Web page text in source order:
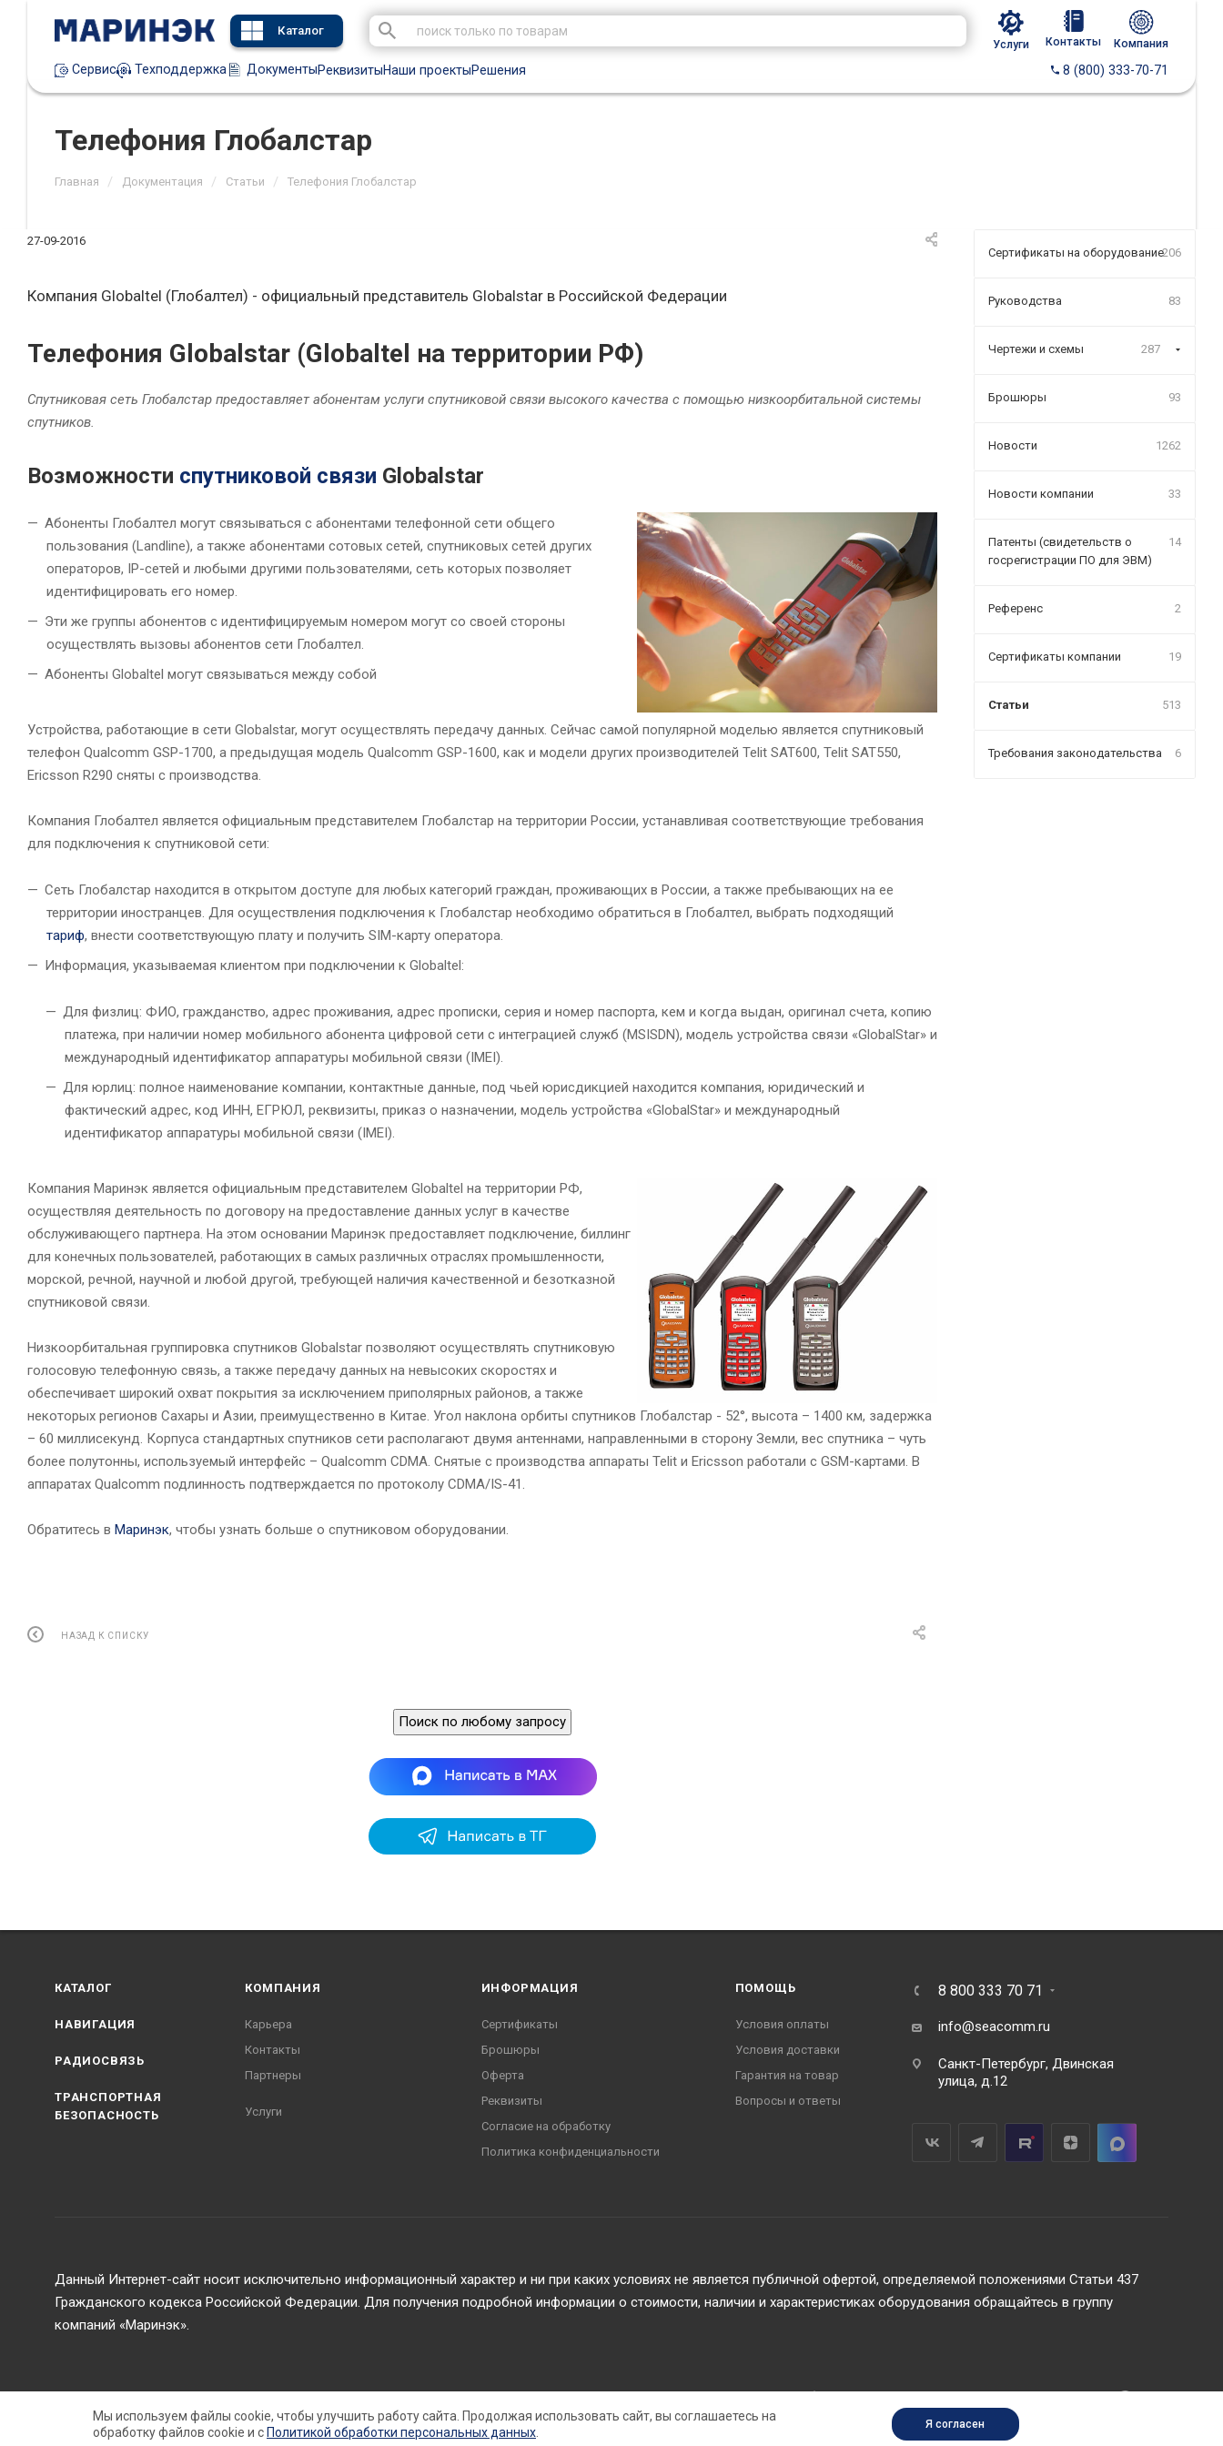
Каталог
Услуги Контакты Компания
Сервис Техподдержка ДокументыРеквизитыНаши проектыРешения 8 (800) 333-70-71
Телефония Глобалстар
Главная / Документация / Статьи / Телефония Глобалстар
27-09-2016
Компания Globaltel (Глобалтел) - официальный представитель Globalstar в Российской Федерации
Телефония Globalstar (Globaltel на территории РФ)
Спутниковая сеть Глобалстар предоставляет абонентам услуги спутниковой связи высокого качества с помощью низкоорбитальной системы
спутников.
Возможности спутниковой связи Globalstar
Абоненты Глобалтел могут связываться с абонентами телефонной сети общего
пользования (Landline), а также абонентами сотовых сетей, спутниковых сетей других
операторов, IP-сетей и любыми другими пользователями, сеть которых позволяет
идентифицировать его номер.
Эти же группы абонентов с идентифицируемым номером могут со своей стороны
осуществлять вызовы абонентов сети Глобалтел.
Абоненты Globaltel могут связываться между собой
Устройства, работающие в сети Globalstar, могут осуществлять передачу данных. Сейчас самой популярной моделью является спутниковый
телефон Qualcomm GSP-1700, а предыдущая модель Qualcomm GSP-1600, как и модели других производителей Telit SAT600, Telit SAT550,
Ericsson R290 сняты с производства.
Компания Глобалтел является официальным представителем Глобалстар на территории России, устанавливая соответствующие требования
для подключения к спутниковой сети:
Сеть Глобалстар находится в открытом доступе для любых категорий граждан, проживающих в России, а также пребывающих на ее
территории иностранцев. Для осуществления подключения к Глобалстар необходимо обратиться в Глобалтел, выбрать подходящий
тариф, внести соответствующую плату и получить SIM-карту оператора.
Информация, указываемая клиентом при подключении к Globaltel:
Для физлиц: ФИО, гражданство, адрес проживания, адрес прописки, серия и номер паспорта, кем и когда выдан, оригинал счета, копию
платежа, при наличии номер мобильного абонента цифровой сети с интеграцией служб (MSISDN), модель устройства связи «GlobalStar» и
международный идентификатор аппаратуры мобильной связи (IMEI).
Для юрлиц: полное наименование компании, контактные данные, под чьей юрисдикцией находится компания, юридический и
фактический адрес, код ИНН, ЕГРЮЛ, реквизиты, приказ о назначении, модель устройства «GlobalStar» и международный
идентификатор аппаратуры мобильной связи (IMEI).
Компания Маринэк является официальным представителем Globaltel на территории РФ,
осуществляя деятельность по договору на предоставление данных услуг в качестве
обслуживающего партнера. На этом основании Маринэк предоставляет подключение, биллинг
для конечных пользователей, работающих в самых различных отраслях промышленности,
морской, речной, научной и любой другой, требующей наличия качественной и безотказной
спутниковой связи.
Низкоорбитальная группировка спутников Globalstar позволяют осуществлять спутниковую
голосовую телефонную связь, а также передачу данных на невысоких скоростях и
обеспечивает широкий охват покрытия за исключением приполярных районов, а также
некоторых регионов Сахары и Азии, преимущественно в Китае. Угол наклона орбиты спутников Глобалстар - 52°, высота – 1400 км, задержка
– 60 миллисекунд. Корпуса стандартных спутников сети располагают двумя антеннами, направленными в сторону Земли, вес спутника – чуть
более полутонны, используемый интерфейс – Qualcomm CDMA. Снятые с производства аппараты Telit и Ericsson работали c GSM-картами. В
аппаратах Qualcomm подлинность подтверждается по протоколу CDMA/IS-41.
Обратитесь в Маринэк, чтобы узнать больше о спутниковом оборудовании.
НАЗАД К СПИСКУ
Поиск по любому запросу
Сертификаты на оборудование206
Руководства 83
Чертежи и схемы 287
Брошюры 93
Новости 1262
Новости компании 33
Патенты (свидетельств о
госрегистрации ПО для ЭВМ)
14
Референс 2
Сертификаты компании 19
Статьи 513
Требования законодательства 6
КАТАЛОГ
НАВИГАЦИЯ
РАДИОСВЯЗЬ
ТРАНСПОРТНАЯ
БЕЗОПАСНОСТЬ
КОМПАНИЯ
Карьера
Контакты
Партнеры
Услуги
ИНФОРМАЦИЯ
Сертификаты
Брошюры
Оферта
Реквизиты
Согласие на обработку
Политика конфиденциальности
ПОМОЩЬ
Условия оплаты
Условия доставки
Гарантия на товар
Вопросы и ответы
8 800 333 70 71
info@seacomm.ru
Санкт-Петербург, Двинская
улица, д.12
Данный Интернет-сайт носит исключительно информационный характер и ни при каких условиях не является публичной офертой, определяемой положениями Статьи 437
Гражданского кодекса Российской Федерации. Для получения подробной информации о стоимости, наличии и характеристиках оборудования обращайтесь в группу
компаний «Маринэк».
Мы используем файлы cookie, чтобы улучшить работу сайта. Продолжая использовать сайт, вы соглашаетесь на
обработку файлов cookie и c Политикой обработки персональных данных
Я согласен